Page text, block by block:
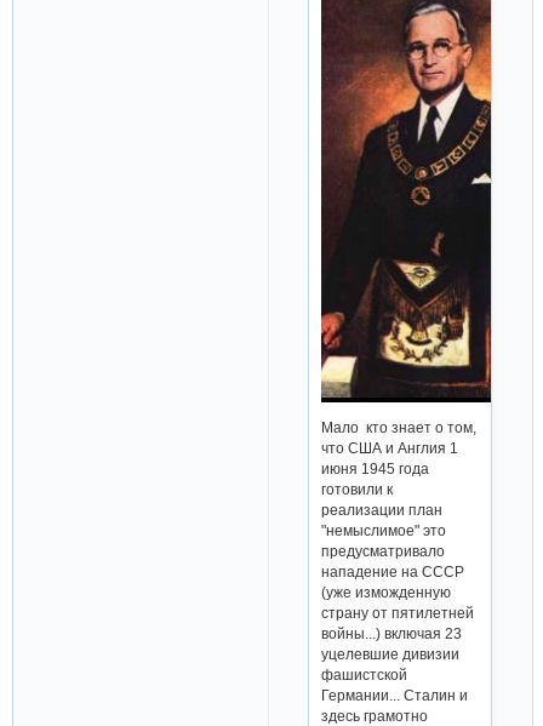
Мало кто знает о том,
что США и Англия 1
июня 1945 года
готовили к
реализации план
"немыслимое" это
предусматривало
нападение на СССР
(уже изможденную
страну от пятилетней
войны...) включая 23
уцелевшие дивизии
фашистской
Германии... Cталин и
здесь грамотно